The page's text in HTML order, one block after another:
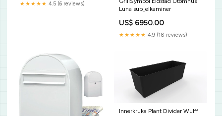
★★★★★ 4.5 (6 reviews)
Luna sub_elkaminer
US$ 6950.00
★★★★★ 4.9 (18 reviews)
Innerkruka Plant Divider Wulff